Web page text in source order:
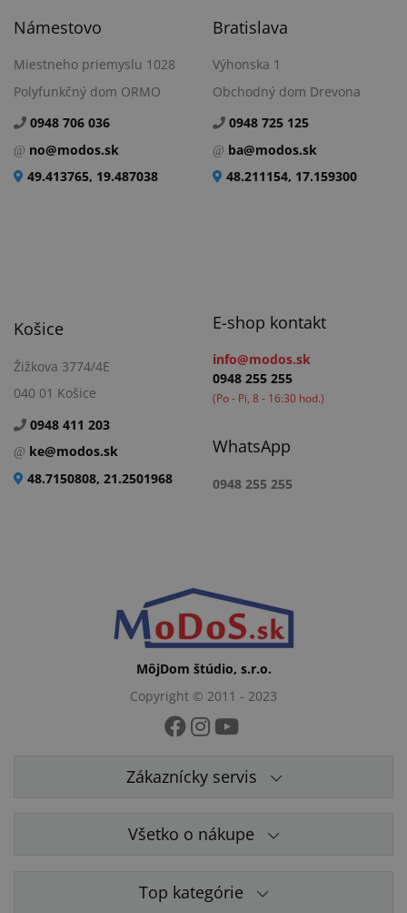
Námestovo
Miestneho priemyslu 1028
Polyfunkčný dom ORMO
0948 706 036
no@modos.sk
49.413765, 19.487038
Bratislava
Výhonska 1
Obchodný dom Drevona
0948 725 125
ba@modos.sk
48.211154, 17.159300
Košice
Žižkova 3774/4E
040 01 Košice
0948 411 203
ke@modos.sk
48.7150808, 21.2501968
E-shop kontakt
info@modos.sk
0948 255 255
(Po - Pi, 8 - 16:30 hod.)
WhatsApp
0948 255 255
MôjDom štúdio, s.r.o.
Copyright © 2011 - 2023
Zákaznícky servis
Všetko o nákupe
Top kategórie